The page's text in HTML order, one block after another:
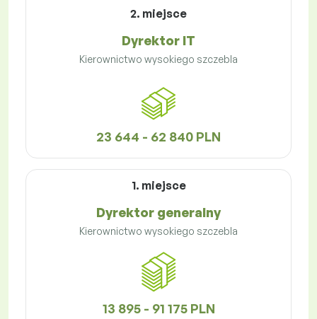
2. miejsce
Dyrektor IT
Kierownictwo wysokiego szczebla
23 644 - 62 840 PLN
1. miejsce
Dyrektor generalny
Kierownictwo wysokiego szczebla
13 895 - 91 175 PLN